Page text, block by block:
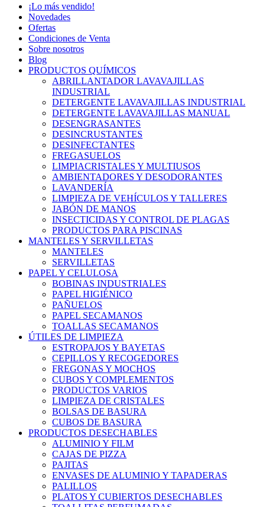
¡Lo más vendido!
Novedades
Ofertas
Condiciones de Venta
Sobre nosotros
Blog
PRODUCTOS QUÍMICOS
ABRILLANTADOR LAVAVAJILLAS
INDUSTRIAL
DETERGENTE LAVAVAJILLAS INDUSTRIAL
DETERGENTE LAVAVAJILLAS MANUAL
DESENGRASANTES
DESINCRUSTANTES
DESINFECTANTES
FREGASUELOS
LIMPIACRISTALES Y MULTIUSOS
AMBIENTADORES Y DESODORANTES
LAVANDERÍA
LIMPIEZA DE VEHÍCULOS Y TALLERES
JABÓN DE MANOS
INSECTICIDAS Y CONTROL DE PLAGAS
PRODUCTOS PARA PISCINAS
MANTELES Y SERVILLETAS
MANTELES
SERVILLETAS
PAPEL Y CELULOSA
BOBINAS INDUSTRIALES
PAPEL HIGIÉNICO
PAÑUELOS
PAPEL SECAMANOS
TOALLAS SECAMANOS
ÚTILES DE LIMPIEZA
ESTROPAJOS Y BAYETAS
CEPILLOS Y RECOGEDORES
FREGONAS Y MOCHOS
CUBOS Y COMPLEMENTOS
PRODUCTOS VARIOS
LIMPIEZA DE CRISTALES
BOLSAS DE BASURA
CUBOS DE BASURA
PRODUCTOS DESECHABLES
ALUMINIO Y FILM
CAJAS DE PIZZA
PAJITAS
ENVASES DE ALUMINIO Y TAPADERAS
PALILLOS
PLATOS Y CUBIERTOS DESECHABLES